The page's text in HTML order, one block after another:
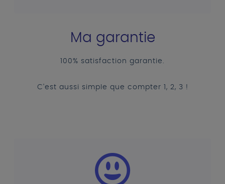
Ma garantie
100% satisfaction garantie.
C'est aussi simple que compter 1, 2, 3 !